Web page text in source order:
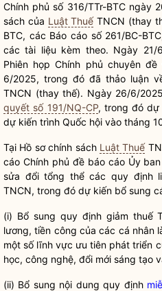
Chính phủ số 316/TTr-BTC ngày
sách của Luật ThuếTNCN (thay
BTC, các Báo cáo số 261/BC-
các tài liệu kèm theo. Ngày
Phiên họp Chính phủ chuyên
6/2025, trong đó đã thảo luận
TNCN (thay thế). Ngày 26/6/
quyết số 191/NQ-CP, trong đó dự
dự kiến trình Quốc hội vào tháng
Tại Hồ sơ chính sách Luật Thuế
cáo Chính phủ đề báo cáo Ủy
sửa đổi tổng thể các quy định
TNCN, trong đó dự kiến bổ sung
(i) Bổ sung quy định giảm thuế
lương, tiền công của các cá nhân
một số lĩnh vực ưu tiên phát triển
học, công nghệ, đổi mới sáng tạo
(ii) Bổ sung nội dung quy định